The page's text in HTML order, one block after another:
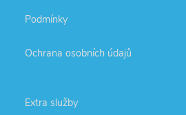
Podmínky
Ochrana osobních údajů
Extra služby